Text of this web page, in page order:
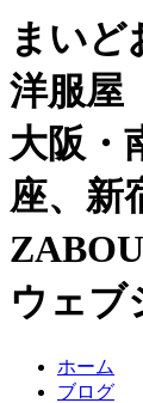
まいど
洋服屋
大阪・
座、新
ウェブ
ホーム
ブログ